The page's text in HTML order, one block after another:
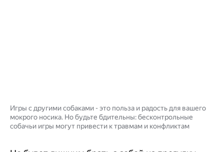
Игры с другими собаками - это польза и радость для вашего
мокрого носика. Но будьте бдительны: бесконтрольные
собачьи игры могут привести к травмам и конфликтам